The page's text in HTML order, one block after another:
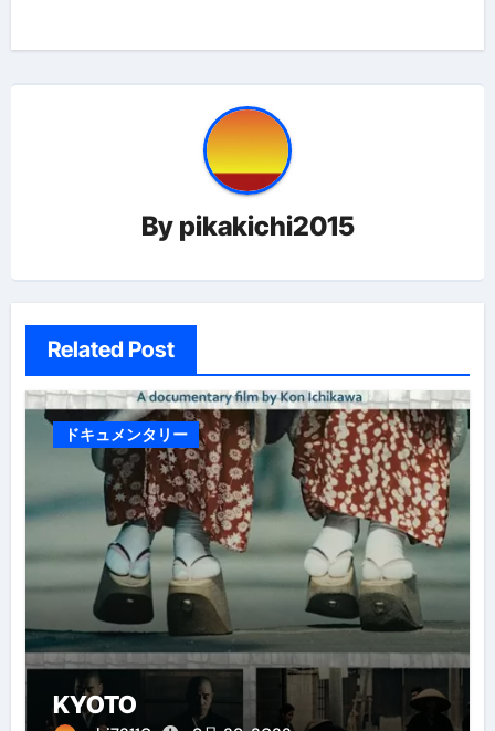
ビ
ゲ
ン
By pikakichi2015
Related Post
ドキュメンタリー
KYOTO